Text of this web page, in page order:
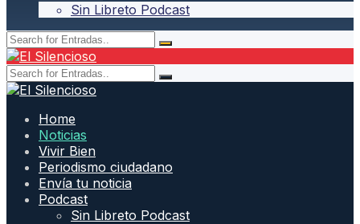
Sin Libreto Podcast
Home
Noticias
Vivir Bien
Periodismo ciudadano
Envía tu noticia
Podcast
Sin Libreto Podcast